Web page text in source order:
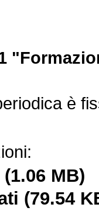
è
(1.06 MB)
(79.54